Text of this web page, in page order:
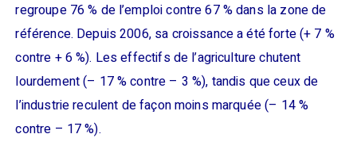
regroupe 76 % de l’emploi contre 67 % dans la zone de
référence. Depuis 2006, sa croissance a été forte (+ 7 %
contre + 6 %). Les effectifs de l’agriculture chutent
lourdement (– 17 % contre – 3 %), tandis que ceux de
l’industrie reculent de façon moins marquée (– 14 %
contre – 17 %).